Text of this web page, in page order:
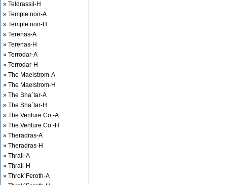
» Teldrassil-H
» Temple noir-A
» Temple noir-H
» Terenas-A
» Terenas-H
» Terrodar-A
» Terrodar-H
» The Maelstrom-A
» The Maelstrom-H
» The Sha`tar-A
» The Sha`tar-H
» The Venture Co.-A
» The Venture Co.-H
» Theradras-A
» Theradras-H
» Thrall-A
» Thrall-H
» Throk`Feroth-A